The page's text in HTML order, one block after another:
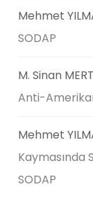
Mehmet
SODAP
M. Sinan
Anti-
Mehmet
Kaymasında
SODAP